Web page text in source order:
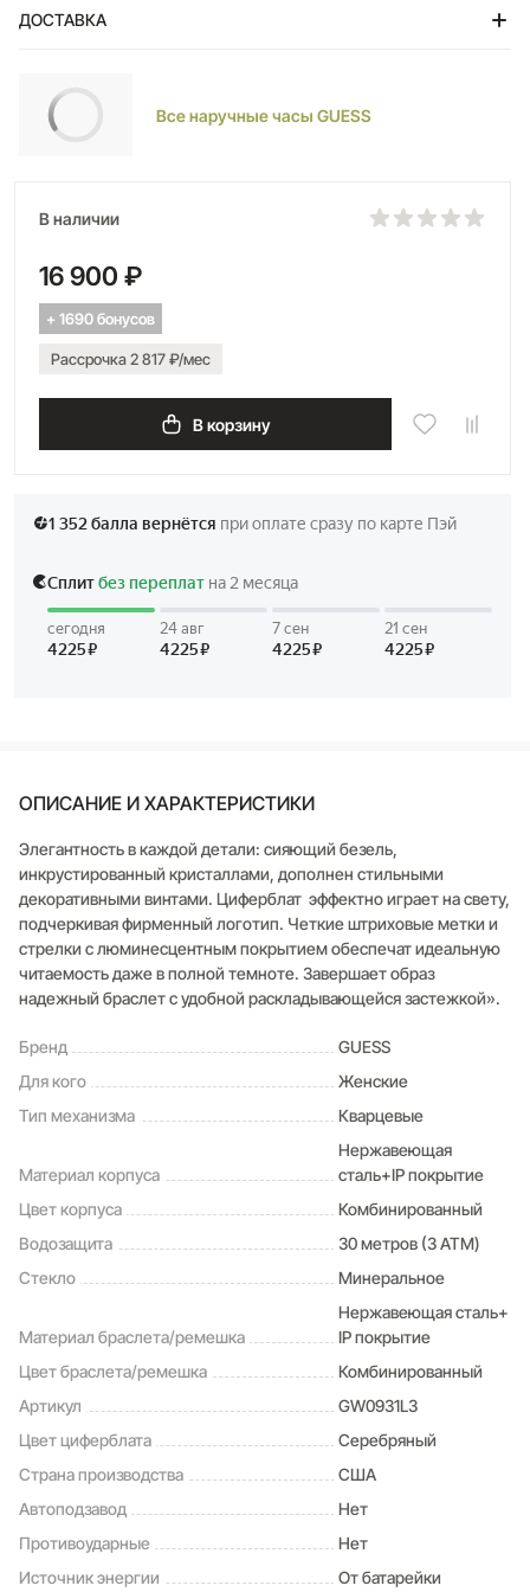
ДОСТАВКА
Все наручные часы GUESS
В наличии
16 900 ₽
+ 1690 бонусов
Рассрочка 2 817 ₽/мес
В корзину
ОПИСАНИЕ И ХАРАКТЕРИСТИКИ
Элегантность в каждой детали: сияющий безель,
инкрустированный кристаллами, дополнен стильными
декоративными винтами. Циферблат эффектно играет на свету,
подчеркивая фирменный логотип. Четкие штриховые метки и
стрелки с люминесцентным покрытием обеспечат идеальную
читаемость даже в полной темноте. Завершает образ
надежный браслет с удобной раскладывающейся застежкой».
Бренд
GUESS
Для кого
Женские
Тип механизма
Кварцевые
Материал корпуса
Нержавеющая
сталь+IP покрытие
Цвет корпуса
Комбинированный
Водозащита
30 метров (3 ATM)
Стекло
Минеральное
Материал браслета/ремешка
Нержавеющая сталь+
IP покрытие
Цвет браслета/ремешка
Комбинированный
Артикул
GW0931L3
Цвет циферблата
Серебряный
Страна производства
США
Автоподзавод
Нет
Противоударные
Нет
Источник энергии
От батарейки